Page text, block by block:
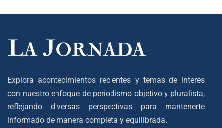
Explora acontecimientos recientes y temas de interés
con nuestro enfoque de periodismo objetivo y pluralista,
reflejando diversas perspectivas para mantenerte
informado de manera completa y equilibrada.